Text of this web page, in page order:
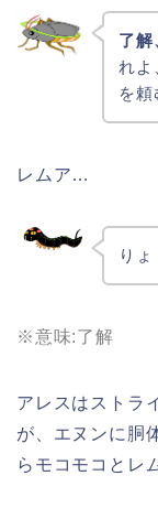
了解
れよ
を頼
レムア…
りょ
※意味:了解
アレスはストラ
が、エヌンに胴
らモコモコとレ